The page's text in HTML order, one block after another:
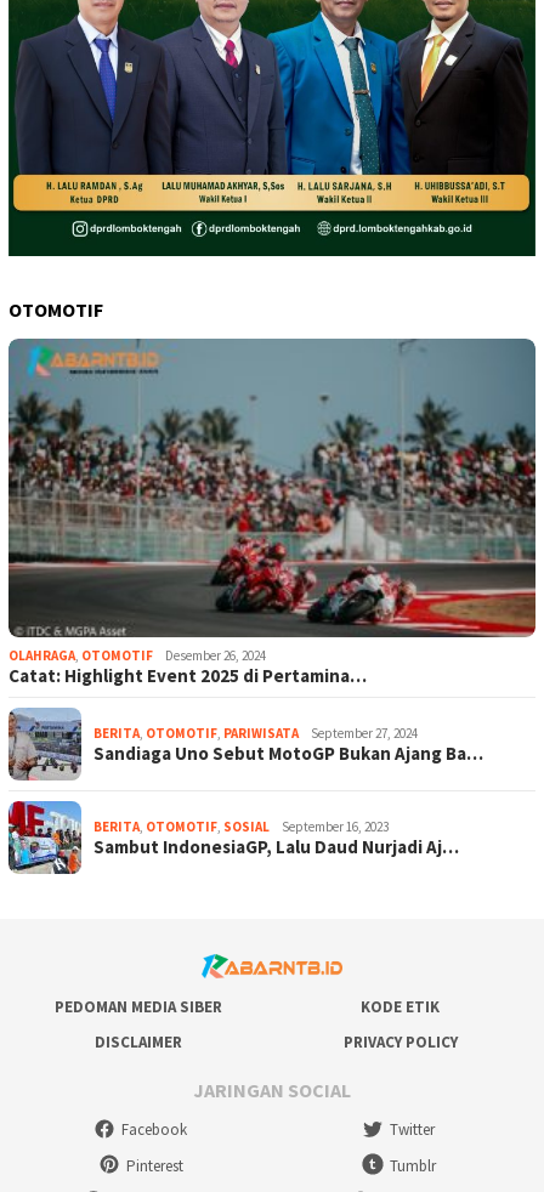
OTOMOTIF
OLAHRAGA, OTOMOTIF Desember 26, 2024
Catat: Highlight Event 2025 di Pertamina…
BERITA, OTOMOTIF, PARIWISATA September 27, 2024
Sandiaga Uno Sebut MotoGP Bukan Ajang Ba…
BERITA, OTOMOTIF, SOSIAL September 16, 2023
Sambut IndonesiaGP, Lalu Daud Nurjadi Aj…
PEDOMAN MEDIA SIBER
KODE ETIK
DISCLAIMER
PRIVACY POLICY
JARINGAN SOCIAL
Facebook
Twitter
Pinterest
Tumblr